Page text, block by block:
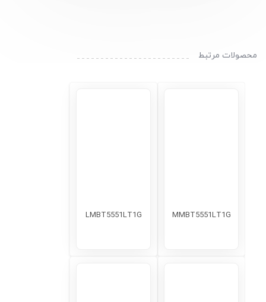
محصولات مرتبط
MMBT5551LT1G
LMBT5551LT1G